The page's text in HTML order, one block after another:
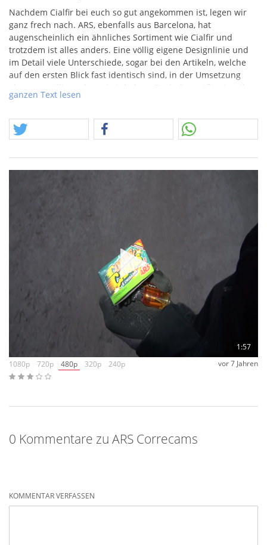
Nachdem Cialfir bei euch so gut angekommen ist, legen wir
ganz frech nach. ARS, ebenfalls aus Barcelona, hat
augenscheinlich ein ähnliches Sortiment wie Cialfir und
trotzdem ist alles anders. Eine völlig eigene Designlinie und
im Detail viele Unterschiede, sogar bei den Artikeln, welche
auf den ersten Blick fast identisch sind, in der Umsetzung
aber was völlig anderes beinhalten. Doch der größte Anteil an
Artikeln ist natürlich gänzlich anders beschaffen. Eines
und welche Artikel in Spanien zuhause sind. Bei Cialfir konnte
man es schon bei vielen Artikeln sehen und beiARSwird der
Produkt sollte etwas bieten. Wir haben uns bei der Aufnahme
Unterschied zu Cialfir. Wir wurden nicht enttäuscht und
konnten gegenüber dem anderen spanischen Hüpferli ein
deutlich größeren Frosch auspacken. Das der Effekt und das
Knallverhalten sich in aktuellem Glanz präsentiert, war
abzusehen. Wir empfinden den Artikel trotzdem als
Bereichung.
ganzen Text lesen
1:57
1080p
720p 480p 320p 240p vor 7 Jahren
0 Kommentare zu ARS Correcams
KOMMENTAR VERFASSEN